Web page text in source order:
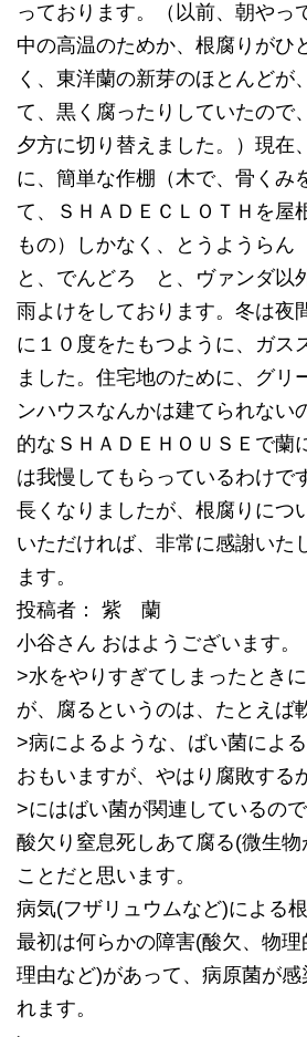
っております。（以前、朝やっ
中の高温のためか、根腐りがひ
く、東洋蘭の新芽のほとんどが
て、黒く腐ったりしていたので、
夕方に切り替えました。）現在
に、簡単な作棚（木で、骨くみ
て、ＳＨＡＤＥＣＬＯＴＨを屋
もの）しかなく、とうようらん
と、でんどろ と、ヴァンダ以
雨よけをしております。冬は夜
に１０度をたもつように、ガス
ました。住宅地のために、グリ
ンハウスなんかは建てられない
的なＳＨＡＤＥＨＯＵＳＥで蘭
は我慢してもらっているわけ
長くなりましたが、根腐りにつ
いただければ、非常に感謝いた
ます。
投稿者： 紫 蘭
小谷さん おはようございます。
>水をやりすぎてしまったとき
が、腐るというのは、たとえば
>病によるような、ばい菌によ
おもいますが、やはり腐敗する
>にはばい菌が関連しているの
酸欠り窒息死しあて腐る(微生物
ことだと思います。
病気(フザリュウムなど)による
最初は何らかの障害(酸欠、物理
理由など)があって、病原菌が
れます。